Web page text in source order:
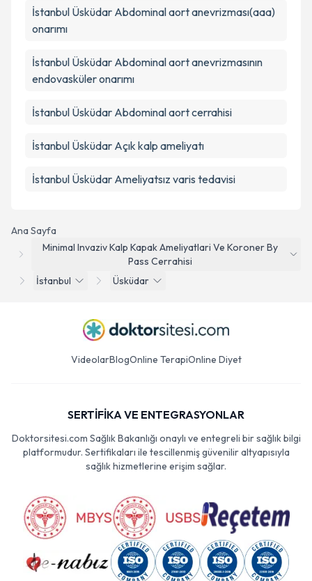
Ana Sayfa
Minimal Invaziv Kalp Kapak Ameliyatlari Ve Koroner By
Pass Cerrahisi
İstanbul
Üsküdar
İstanbul Üsküdar Abdominal aort anevrizması(aaa)
onarımı
İstanbul Üsküdar Abdominal aort anevrizmasının
endovasküler onarımı
İstanbul Üsküdar Abdominal aort cerrahisi
İstanbul Üsküdar Açık kalp ameliyatı
İstanbul Üsküdar Ameliyatsız varis tedavisi
VideolarBlogOnline TerapiOnline Diyet
SERTİFİKA VE ENTEGRASYONLAR
Doktorsitesi.com Sağlık Bakanlığı onaylı ve entegreli bir sağlık bilgi
platformudur. Sertifikaları ile tescillenmiş güvenilir altyapısıyla
sağlık hizmetlerine erişim sağlar.